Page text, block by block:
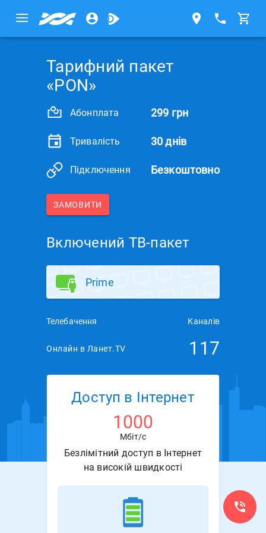
Тарифний пакет
«PON»
Абонплата 299 грн
Тривалість 30 днів
Підключення Безкоштовно
ЗАМОВИТИ
Включений ТВ-пакет
Prime
Телебачення Каналів
Онлайн в Ланет.TV 117
Доступ в Інтернет
1000
Мбіт/с
Безлімітний доступ в Інтернет
на високій швидкості